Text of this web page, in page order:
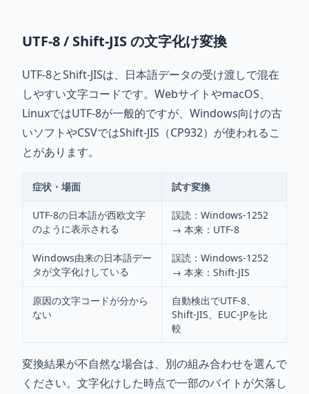
UTF-8 / Shift-JIS の文字化け変換
UTF-8とShift-JISは、日本語データの受け渡しで混在
しやすい文字コードです。WebサイトやmacOS、
LinuxではUTF-8が一般的ですが、Windows向けの古
いソフトやCSVではShift-JIS（CP932）が使われるこ
とがあります。
症状・場面 試す変換
UTF-8の日本語が西欧文字
のように表示される
誤読：Windows-1252
→ 本来：UTF-8
Windows由来の日本語デー
タが文字化けしている
誤読：Windows-1252
→ 本来：Shift-JIS
原因の文字コードが分から
ない
自動検出でUTF-8、
Shift-JIS、EUC-JPを比
較
変換結果が不自然な場合は、別の組み合わせを選んで
ください。文字化けした時点で一部のバイトが欠落し